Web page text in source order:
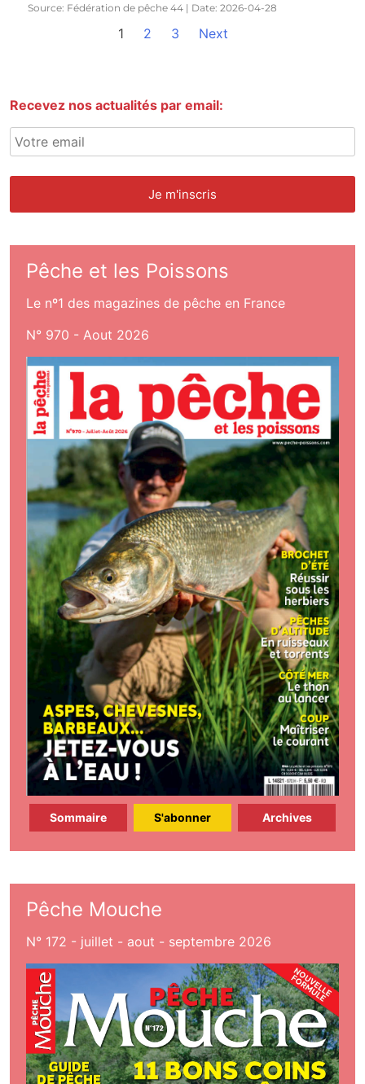
Source: Fédération de pêche 44 Date: 2026-04-28
1 2 3 Next
Recevez nos actualités par email:
Pêche et les Poissons
Le nº1 des magazines de pêche en France
N° 970 - Aout 2026
Sommaire S'abonner Archives
Pêche Mouche
N° 172 - juillet - aout - septembre 2026